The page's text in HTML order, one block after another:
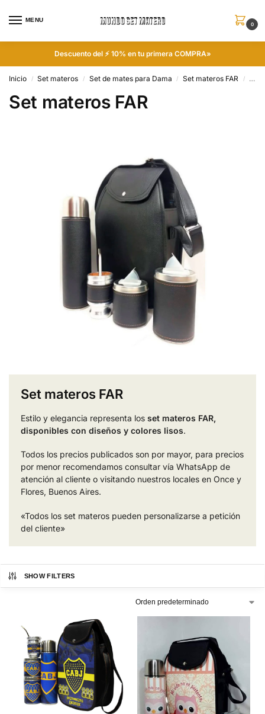
MENU
0
Descuento del ⚡ 10% en tu primera COMPRA»
Inicio / Set materos / Set de mates para Dama / Set materos FAR /
Set materos FAR
Set materos FAR
Estilo y elegancia representa los set materos FAR,
disponibles con diseños y colores lisos.
Todos los precios publicados son por mayor, para precios
por menor recomendamos consultar vía WhatsApp de
atención al cliente o visitando nuestros locales en Once y
Flores, Buenos Aires.
«Todos los set materos pueden personalizarse a petición
del cliente»
SHOW FILTERS